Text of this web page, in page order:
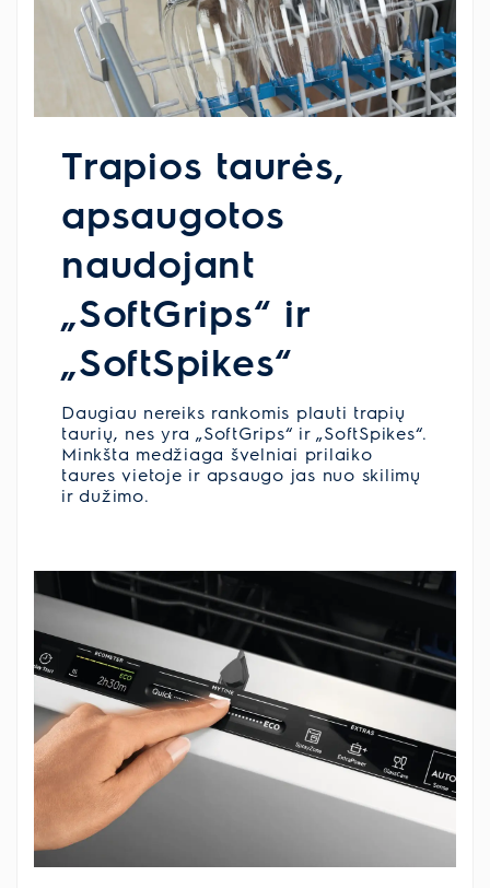
Trapios taurės,
apsaugotos
naudojant
„SoftGrips“ ir
„SoftSpikes“
Daugiau nereiks rankomis plauti trapių
taurių, nes yra „SoftGrips“ ir „SoftSpikes“.
Minkšta medžiaga švelniai prilaiko
taures vietoje ir apsaugo jas nuo skilimų
ir dužimo.